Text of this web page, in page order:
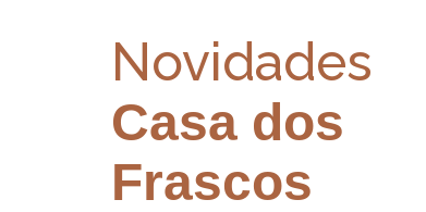
Novidades
Casa dos
Frascos
Frascos almotolia em São
Caetano...
Sul com qualidade, resistência e
excelente vedação. A Casa...